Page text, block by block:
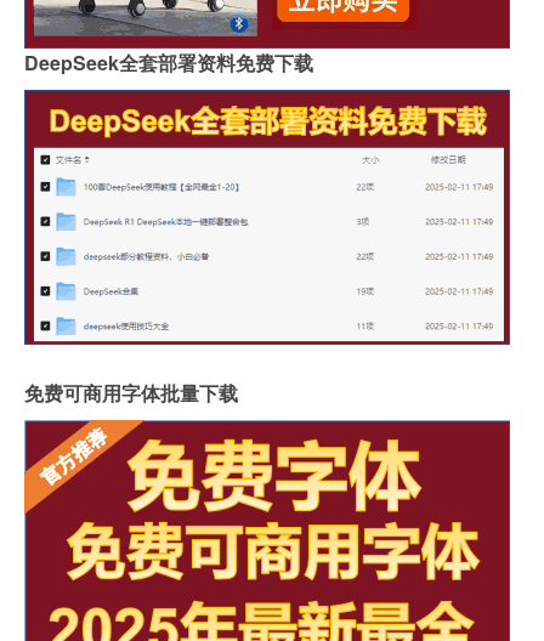
DeepSeek全套部署资料免费下载
免费可商用字体批量下载